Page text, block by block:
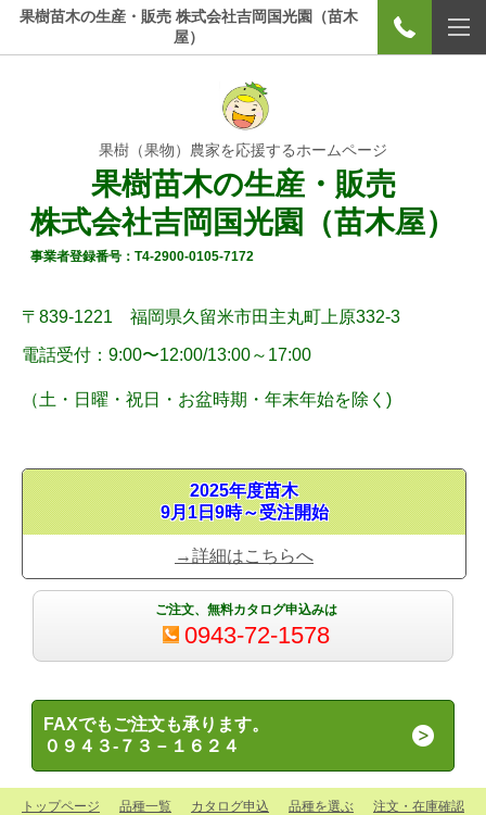
果樹苗木の生産・販売 株式会社吉岡国光園（苗木
屋）
果樹（果物）農家を応援するホームページ
果樹苗木の生産・販売
株式会社吉岡国光園（苗木屋）
事業者登録番号：T4-2900-0105-7172
〒839-1221 福岡県久留米市田主丸町上原332-3
電話受付：9:00〜12:00/13:00～17:00
（土・ 日曜 ・祝日・お盆時期・年末年始を除く)
2025年度苗木
9月1日9時～受注開始
→詳細はこちらへ
ご注文、無料カタログ申込みは
0943-72-1578
FAXでもご注文も承ります。
０９４３-７３－１６２４
トップページ 品種一覧 カタログ申込 品種を選ぶ
注文・在庫確認